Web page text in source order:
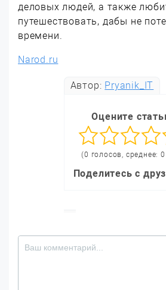
деловых людей, а также
путешествовать, дабы не
времени.
Narod.ru
Автор: Pryanik_IT
Оцените
(0 голосов, среднее:
Поделитесь с